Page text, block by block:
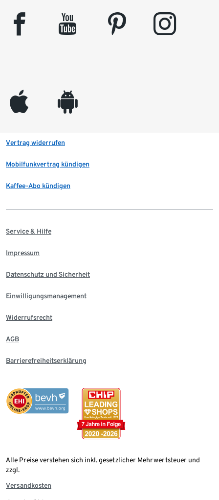
facebook youtube pinterest instagram
appleinc android
Vertrag widerrufen
Mobilfunkvertrag kündigen
Kaffee-Abo kündigen
Service & Hilfe
Impressum
Datenschutz und Sicherheit
Einwilligungsmanagement
Widerrufsrecht
AGB
Barrierefreiheitserklärung
Alle Preise verstehen sich inkl. gesetzlicher Mehrwertsteuer und
zzgl.
Versandkosten